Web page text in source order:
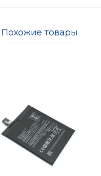
Похожие товары